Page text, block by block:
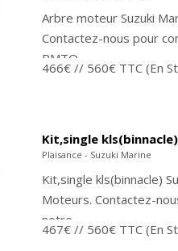
Arbre moteur Suzuki
Contactez-nous pour
PMTO....
466€ // 560€ TTC (En
Kit,single
Plaisance - Suzuki Marine
Kit,single kls(binnacle)
Moteurs. Contactez-
notre...
467€ // 560€ TTC (En